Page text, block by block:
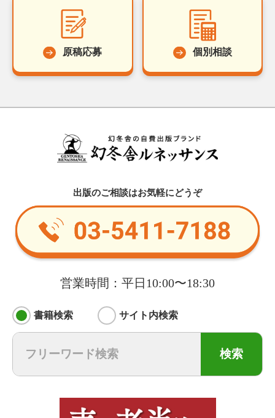
原稿応募 個別相談
出版のご相談はお気軽にどうぞ
営業時間：平日10:00〜18:30
書籍検索 サイト内検索
検索